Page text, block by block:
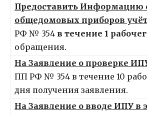
Предоставить Информацию
общедомовых приборов
РФ № 354 в течение 1
обращения.
На Заявление о проверке
ПП РФ № 354 в течение 10
дня получения заявления.
На Заявление о вводе ИПУ в